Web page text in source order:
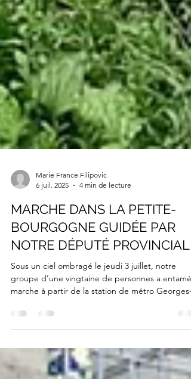
Marie France Filipovic
6 juil. 2025
4 min de lecture
MARCHE DANS LA PETITE-
BOURGOGNE GUIDÉE PAR
NOTRE DÉPUTÉ PROVINCIAL
Sous un ciel ombragé le jeudi 3 juillet, notre
marche à partir de la station de métro Georges-
Vanier, accompagné du député Guillaume